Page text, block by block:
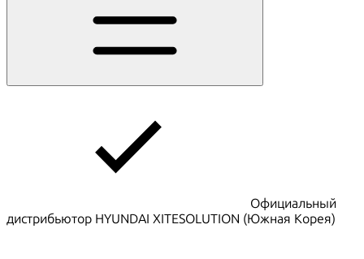
Официальный
дистрибьютор HYUNDAI XITESOLUTION (Южная Корея)